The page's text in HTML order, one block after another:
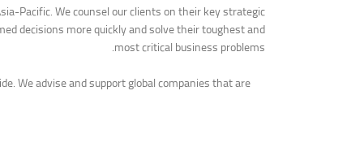
Pacific. We counsel our clients on their key strategic
decisions more quickly and solve their toughest and
most critical business problems.
We advise and support global companies that are